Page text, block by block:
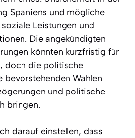
Spaniens und mögliche
Leistungen und
Die angekündigten
könnten kurzfristig für
doch die politische
bevorstehenden Wahlen
und politische
bringen.
darauf einstellen, dass